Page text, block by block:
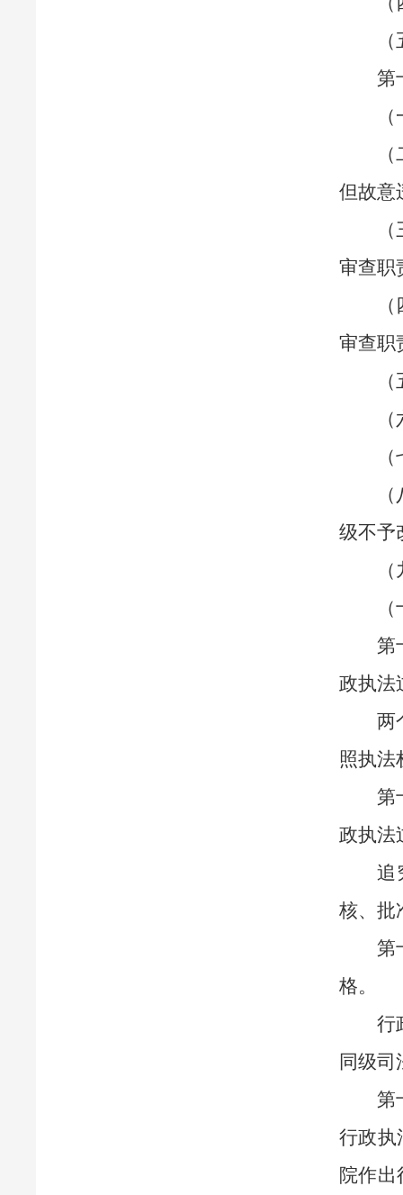
第
但故意
审查职
审查职
级不予
第
政执法
两
照执法
第
政执法
追
核、批
第
格。
行
同级司
第
行政执
院作